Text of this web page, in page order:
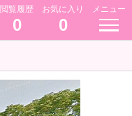
閲覧履歴
0
お気に入り
0
メニュー